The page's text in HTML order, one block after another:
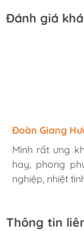
Đánh giá
Hương Suri
Mình rất ưng
hay, phong
nghiệp, nhiệt
Đoàn Giang
Mình rất ưng
hay, phong
nghiệp, nhiệt
Ngọc Anh
Mình rất ưng
hay, phong
nghiệp, nhiệt
Thông tin